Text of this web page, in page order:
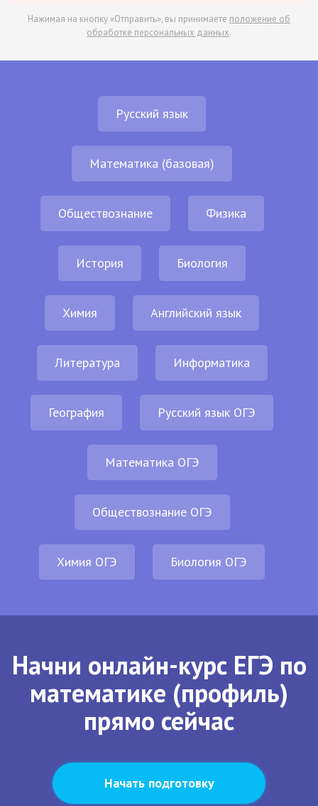
Нажимая на кнопку «Отправить», вы принимаете положение об
обработке персональных данных.
Русский язык
Математика (базовая)
Обществознание Физика
История Биология
Химия Английский язык
Литература Информатика
География Русский язык ОГЭ
Математика ОГЭ
Обществознание ОГЭ
Химия ОГЭ Биология ОГЭ
Начни онлайн-курс ЕГЭ по
математике (профиль)
прямо сейчас
Начать подготовку